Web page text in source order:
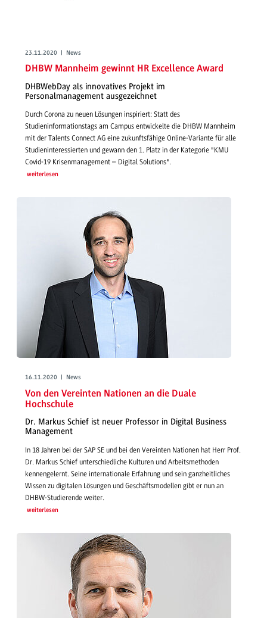
23.11.2020 | News
DHBW Mannheim gewinnt HR Excellence Award
DHBWebDay als innovatives Projekt im
Personalmanagement ausgezeichnet
Durch Corona zu neuen Lösungen inspiriert: Statt des
Studieninformationstags am Campus entwickelte die DHBW Mannheim
mit der Talents Connect AG eine zukunftsfähige Online-Variante für alle
Studieninteressierten und gewann den 1. Platz in der Kategorie "KMU
Covid-19 Krisenmanagement – Digital Solutions".
weiterlesen
16.11.2020 | News
Von den Vereinten Nationen an die Duale
Hochschule
Dr. Markus Schief ist neuer Professor in Digital Business
Management
In 18 Jahren bei der SAP SE und bei den Vereinten Nationen hat Herr Prof.
Dr. Markus Schief unterschiedliche Kulturen und Arbeitsmethoden
kennengelernt. Seine internationale Erfahrung und sein ganzheitliches
Wissen zu digitalen Lösungen und Geschäftsmodellen gibt er nun an
DHBW-Studierende weiter.
weiterlesen